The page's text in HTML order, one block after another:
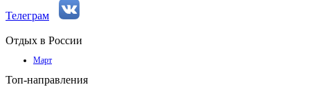
Телеграм
Отдых в России
Март
Топ-направления